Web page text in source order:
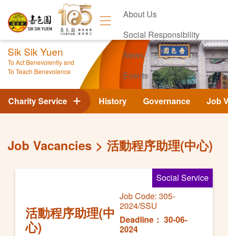
About Us
Social Responsibility
News
Events
Contact Us
Sik Sik Yuen
To Act Benevolently and
To Teach Benevolence
History Governance Job
Charity Service
Job Vacancies 活動程序助理(中心)
Social Service
活動程序助理(中
心)
Job Code: 305-
2024/SSU
Deadline： 30-06-
2024